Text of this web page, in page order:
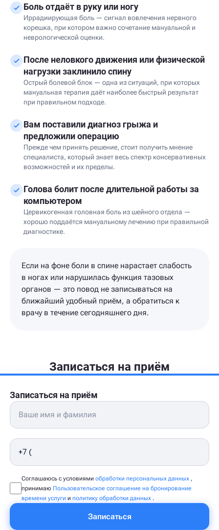
Боль отдаёт в руку или ногу
Иррадиирующая боль — сигнал вовлечения нервного
корешка, при котором важно сочетание мануальной и
неврологической оценки.
После неловкого движения или физической
нагрузки заклинило спину
Острый болевой блок — одна из ситуаций, при которых
мануальная терапия даёт наиболее быстрый результат
при правильном подходе.
Вам поставили диагноз грыжа и
предложили операцию
Прежде чем принять решение, стоит получить мнение
специалиста, который знает весь спектр консервативных
возможностей и их пределы.
Голова болит после длительной работы за
компьютером
Цервикогенная головная боль из шейного отдела —
хорошо поддаётся мануальному лечению при правильной
диагностике.
Если на фоне боли в спине нарастает слабость
в ногах или нарушилась функция тазовых
органов — это повод не записываться на
ближайший удобный приём, а обратиться к
врачу в течение сегодняшнего дня.
Записаться на приём
Записаться на приём
Соглашаюсь с условиями обработки персональных данных ,
принимаю Пользовательское соглашение на бронирование
времени услуги и политику обработки данных .
Записаться